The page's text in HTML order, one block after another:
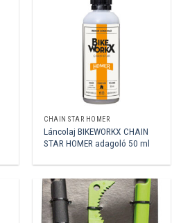
CHAIN STAR HOMER
Láncolaj BIKEWORKX CHAIN
STAR HOMER adagoló 50 ml